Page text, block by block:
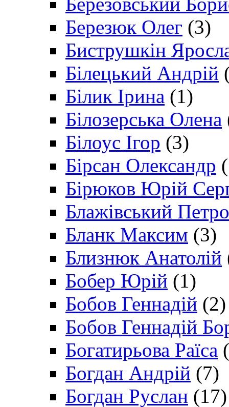
Березюк Олег (3)
Биструшкін
Білецький Андрій
Білик Ірина (1)
Білозерська Олена
Білоус Ігор (3)
Бірсан Олександр
Бірюков Юрій
Блажівський Петро
Бланк Максим (3)
Близнюк Анатолій
Бобер Юрій (1)
Бобов Геннадій (2)
Бобов Геннадій
Богатирьова Раїса
Богдан Андрій (7)
Богдан Руслан (17)